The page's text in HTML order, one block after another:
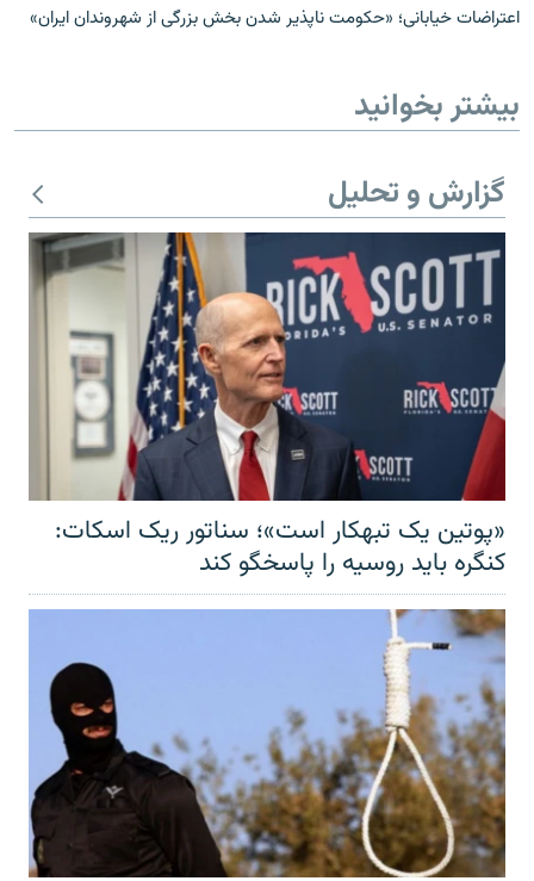
اعتراضات خيابانی؛ «حکومت ناپذير شدن بخش بزرگی از شهروندان ايران»
بیشتر بخوانید
گزارش و تحلیل
«پوتین یک تبهکار است»؛ سناتور ریک اسکات:
کنگره باید روسیه را پاسخگو کند